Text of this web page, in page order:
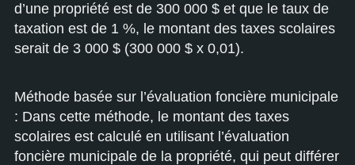
d’une propriété est de 300 000 $ et que le taux de
taxation est de 1 %, le montant des taxes scolaires
serait de 3 000 $ (300 000 $ x 0,01).
Méthode basée sur l’évaluation foncière municipale
: Dans cette méthode, le montant des taxes
scolaires est calculé en utilisant l’évaluation
foncière municipale de la propriété, qui peut différer